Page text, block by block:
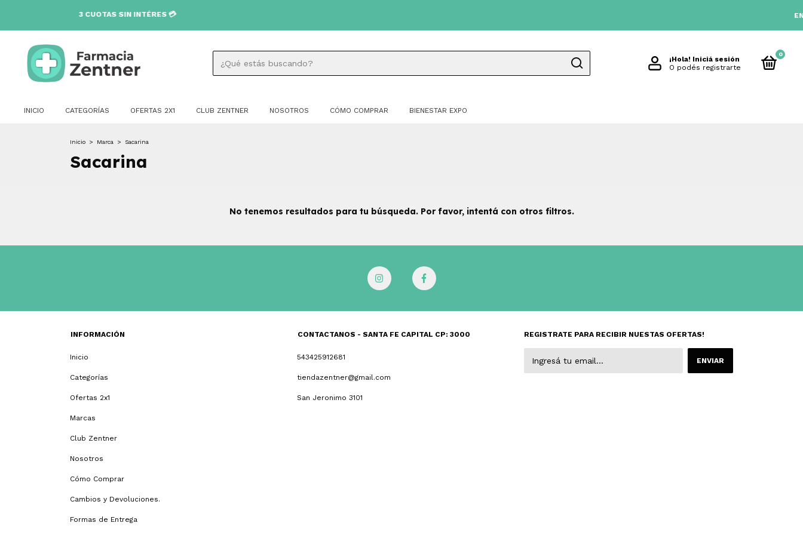
3 CUOTAS SIN INTÉRES 💳
¡Hola! Iniciá sesión
O podés registrarte
0
INICIO CATEGORÍAS OFERTAS 2X1 CLUB ZENTNER NOSOTROS CÓMO COMPRAR BIENESTAR EXPO
Inicio > Marca > Sacarina
Sacarina
No tenemos resultados para tu búsqueda. Por favor, intentá con otros filtros.
INFORMACIÓN
Inicio
Categorías
Ofertas 2x1
Marcas
Club Zentner
Nosotros
Cómo Comprar
Cambios y Devoluciones.
Formas de Entrega
CONTACTANOS - SANTA FE CAPITAL CP: 3000
543425912681
tiendazentner@gmail.com
San Jeronimo 3101
REGISTRATE PARA RECIBIR NUESTAS OFERTAS!